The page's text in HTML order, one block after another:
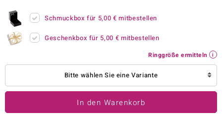
Collection
Schmuckbox für 5,00 € mitbestellen
Geschenkbox für 5,00 € mitbestellen
Ringgröße ermitteln
Bitte wählen Sie eine Variante
In den Warenkorb